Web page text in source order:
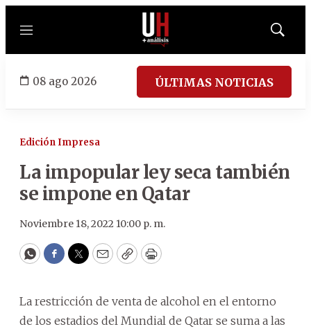
Menú
Mostrar
08 ago 2026 ÚLTIMAS NOTICIAS
Edición Impresa
La impopular ley seca también
se impone en Qatar
Noviembre 18, 2022 10:00 p. m.
WhatsApp
Facebook
Twitter
EmailCopyPrint
La restricción de venta de alcohol en el entorno
de los estadios del Mundial de Qatar se suma a las